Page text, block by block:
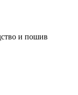
и пошив